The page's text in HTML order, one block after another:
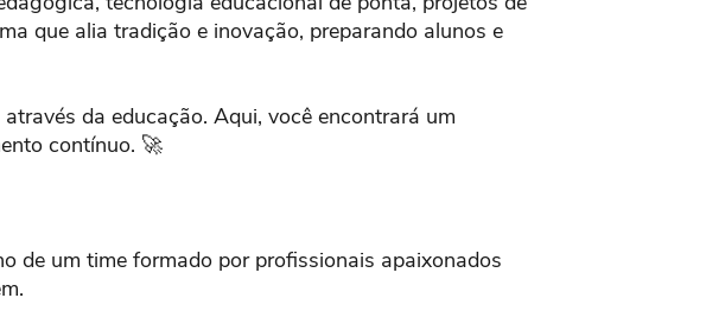
que alia tradição e inovação, preparando alunos e
da educação. Aqui, você encontrará um
contínuo. 🚀
de um time formado por profissionais apaixonados